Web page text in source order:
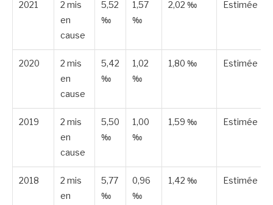
2021
2 mis
en
cause
5,52
‰
1,57
‰
2,02 ‰ Estimée
2020
2 mis
en
cause
5,42
‰
1,02
‰
1,80 ‰ Estimée
2019
2 mis
en
cause
5,50
‰
1,00
‰
1,59 ‰ Estimée
2018
2 mis
en
5,77
‰
0,96
‰
1,42 ‰ Estimée